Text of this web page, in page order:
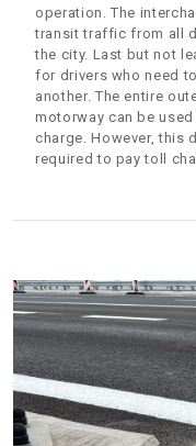
operation. The
transit traffic from all
the city. Last but not
for drivers who need
another. The entire
motorway can be
charge. However, this
required to pay toll